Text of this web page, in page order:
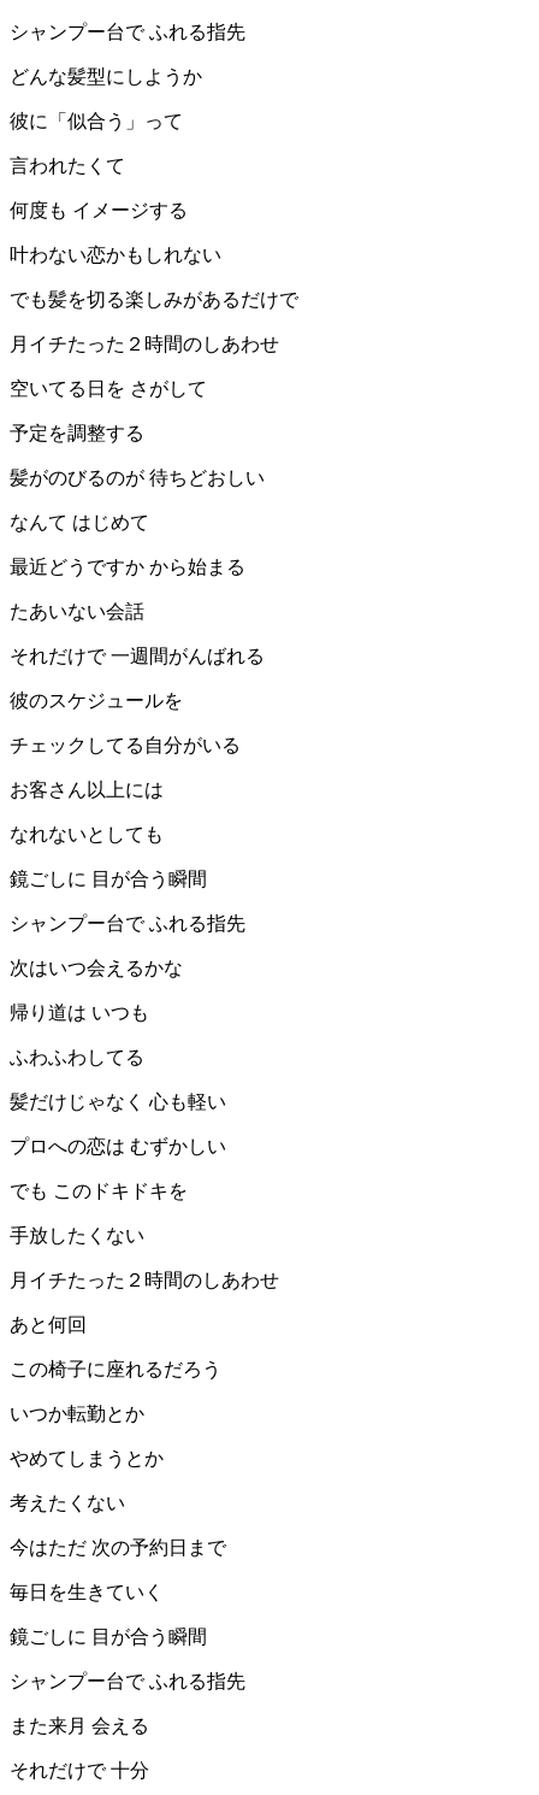
シャンプー台で ふれる指先
どんな髪型にしようか
彼に「似合う」って
言われたくて
何度も イメージする
叶わない恋かもしれない
でも髪を切る楽しみがあるだけで
月イチたった２時間のしあわせ
空いてる日を さがして
予定を調整する
髪がのびるのが 待ちどおしい
なんて はじめて
最近どうですか から始まる
たあいない会話
それだけで 一週間がんばれる
彼のスケジュールを
チェックしてる自分がいる
お客さん以上には
なれないとしても
鏡ごしに 目が合う瞬間
シャンプー台で ふれる指先
次はいつ会えるかな
帰り道は いつも
ふわふわしてる
髪だけじゃなく 心も軽い
プロへの恋は むずかしい
でも このドキドキを
手放したくない
月イチたった２時間のしあわせ
あと何回
この椅子に座れるだろう
いつか転勤とか
やめてしまうとか
考えたくない
今はただ 次の予約日まで
毎日を生きていく
鏡ごしに 目が合う瞬間
シャンプー台で ふれる指先
また来月 会える
それだけで 十分